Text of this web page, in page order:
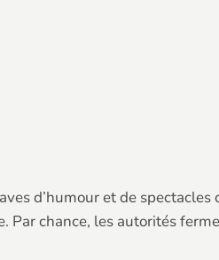
d’humour et de spectacles
Par chance, les autorités